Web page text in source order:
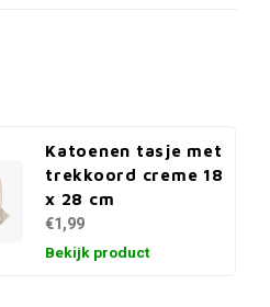
Katoenen tasje met
trekkoord creme 18
x 28 cm
€1,99
Bekijk product